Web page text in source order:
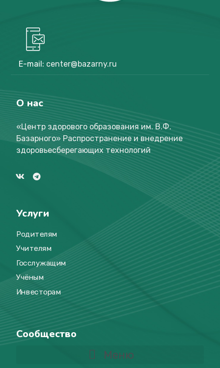
E-mail: center@bazarny.ru
О нас
«Центр здорового образования им. В.Ф.
Базарного» Распространение и внедрение
здоровьесберегающих технологий
Услуги
Родителям
Учителям
Госслужащим
Учёным
Инвесторам
Сообщество
Меню